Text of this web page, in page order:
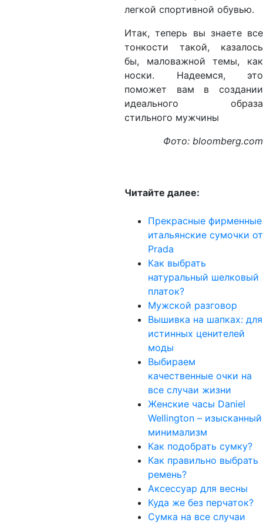
легкой спортивной обувью.
Итак, теперь вы знаете все
тонкости такой, казалось
бы, маловажной темы, как
носки. Надеемся, это
поможет вам в создании
идеального образа
стильного мужчины
Фото: bloomberg.com
Читайте далее:
Прекрасные фирменные
итальянские сумочки от
Prada
Как выбрать
натуральный шелковый
платок?
Мужской разговор
Вышивка на шапках: для
истинных ценителей
моды
Выбираем
качественные очки на
все случаи жизни
Женские часы Daniel
Wellington – изысканный
минимализм
Как подобрать сумку?
Как правильно выбрать
ремень?
Аксессуар для весны
Куда же без перчаток?
Сумка на все случаи